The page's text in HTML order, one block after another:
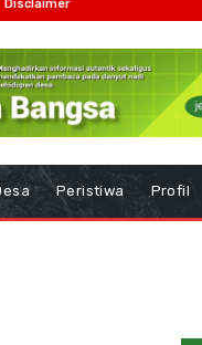
Disclaimer
Peristiwa Profil